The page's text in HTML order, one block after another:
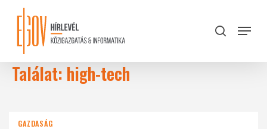
content
search
Menu
Találat: high-tech
GAZDASÁG
Close